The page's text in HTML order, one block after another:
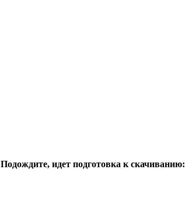
Подождите, идет подготовка к скачиванию: